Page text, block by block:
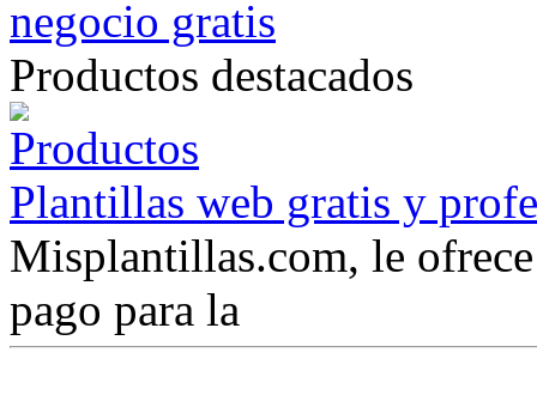
Productos destacados
Plantillas web gratis y
Misplantillas.com, le
pago para la